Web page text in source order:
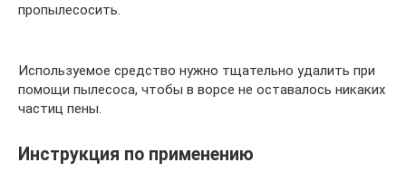
пропылесосить.
Используемое средство нужно тщательно удалить при
помощи пылесоса, чтобы в ворсе не оставалось никаких
частиц пены.
Инструкция по применению